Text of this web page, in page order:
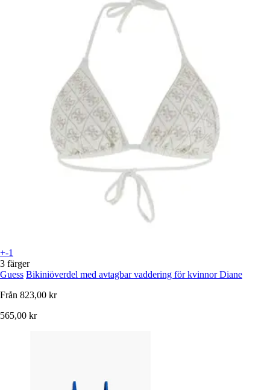
+-1
3 färger
Guess Bikiniöverdel med avtagbar vaddering för kvinnor Diane
Från 823,00 kr
565,00 kr